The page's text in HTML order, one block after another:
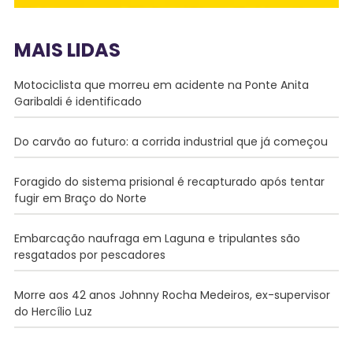
MAIS LIDAS
Motociclista que morreu em acidente na Ponte Anita
Garibaldi é identificado
Do carvão ao futuro: a corrida industrial que já começou
Foragido do sistema prisional é recapturado após tentar
fugir em Braço do Norte
Embarcação naufraga em Laguna e tripulantes são
resgatados por pescadores
Morre aos 42 anos Johnny Rocha Medeiros, ex-supervisor
do Hercílio Luz